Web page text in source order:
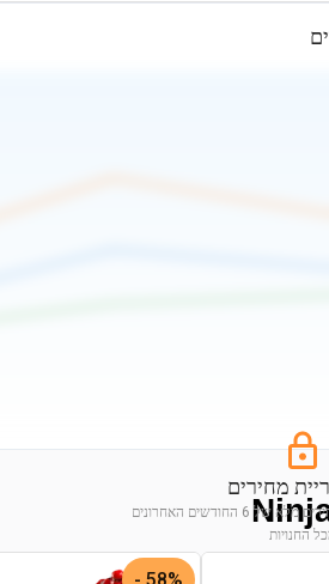
מחירים
התחבר כדי לצפות בגרף מחירים מלא של 6 החודשים האחרונים
החנויות